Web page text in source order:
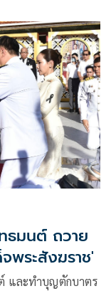
ธมนต์ ถวาย
พระสังฆราช'
และทำบุญตักบาตร